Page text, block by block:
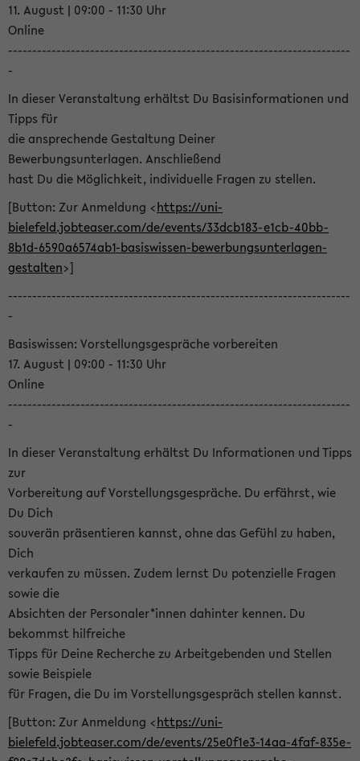
11. August | 09:00 - 11:30 Uhr
Online
-----------------------------------------------------------------------
-
In dieser Veranstaltung erhältst Du Basisinformationen und
Tipps für
die ansprechende Gestaltung Deiner
Bewerbungsunterlagen. Anschließend
hast Du die Möglichkeit, individuelle Fragen zu stellen.
[Button: Zur Anmeldung <https://uni-
bielefeld.jobteaser.com/de/events/33dcb183-e1cb-40bb-
8b1d-6590a6574ab1-basiswissen-bewerbungsunterlagen-
gestalten>]
-----------------------------------------------------------------------
-
Basiswissen: Vorstellungsgespräche vorbereiten
17. August | 09:00 - 11:30 Uhr
Online
-----------------------------------------------------------------------
-
In dieser Veranstaltung erhältst Du Informationen und Tipps
zur
Vorbereitung auf Vorstellungsgespräche. Du erfährst, wie
Du Dich
souverän präsentieren kannst, ohne das Gefühl zu haben,
Dich
verkaufen zu müssen. Zudem lernst Du potenzielle Fragen
sowie die
Absichten der Personaler*innen dahinter kennen. Du
bekommst hilfreiche
Tipps für Deine Recherche zu Arbeitgebenden und Stellen
sowie Beispiele
für Fragen, die Du im Vorstellungsgespräch stellen kannst.
[Button: Zur Anmeldung <https://uni-
bielefeld.jobteaser.com/de/events/25e0f1e3-14aa-4faf-835e-